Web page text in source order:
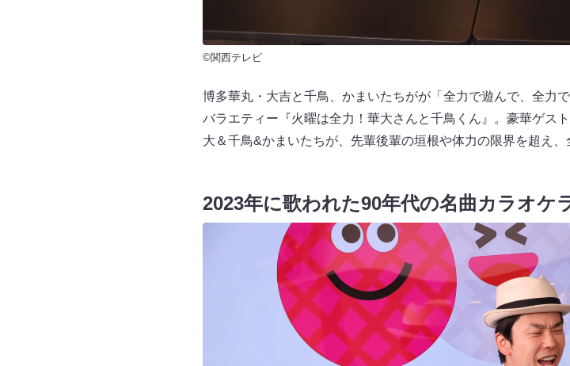
©関西テレビ
博多華丸・大吉と千鳥、かまいたちがが「全力で遊んで、全力
バラエティー『火曜は全力！華大さんと千鳥くん』。豪華ゲス
大＆千鳥&かまいたちが、先輩後輩の垣根や体力の限界を超え、
2023年に歌われた90年代の名曲カラオケ